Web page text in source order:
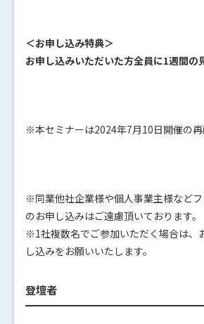
＜お申し込み特典＞
お申し込みいただいた方全員に1週間の
※本セミナーは2024年7月10日開催の再
※同業他社企業様や個人事業主様など
のお申し込みはご遠慮頂いております。
※1社複数名でご参加いただく場合は、
し込みをお願いいたします。
登壇者